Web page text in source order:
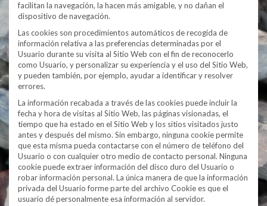
facilitan la navegación, la hacen más amigable, y no dañan el
dispositivo de navegación.
Las cookies son procedimientos automáticos de recogida de
información relativa a las preferencias determinadas por el
Usuario durante su visita al Sitio Web con el fin de reconocerlo
como Usuario, y personalizar su experiencia y el uso del Sitio Web,
y pueden también, por ejemplo, ayudar a identificar y resolver
errores.
La información recabada a través de las cookies puede incluir la
fecha y hora de visitas al Sitio Web, las páginas visionadas, el
tiempo que ha estado en el Sitio Web y los sitios visitados justo
antes y después del mismo. Sin embargo, ninguna cookie permite
que esta misma pueda contactarse con el número de teléfono del
Usuario o con cualquier otro medio de contacto personal. Ninguna
cookie puede extraer información del disco duro del Usuario o
robar información personal. La única manera de que la información
privada del Usuario forme parte del archivo Cookie es que el
usuario dé personalmente esa información al servidor.